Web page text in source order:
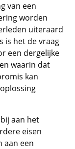
van een
worden
uiteraard
is het de vraag
een dergelijke
waarin dat
kan
aan het
eisen
aan een